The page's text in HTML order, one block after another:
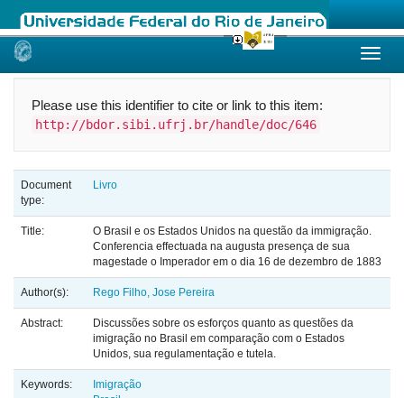
Skip
Please use this identifier to cite or link to this item:
http://bdor.sibi.ufrj.br/handle/doc/646
Document
type:
Livro
Title:
O Brasil e os Estados Unidos na questão da immigração.
Conferencia effectuada na augusta presença de sua
magestade o Imperador em o dia 16 de dezembro de 1883
Author(s): Rego Filho, Jose Pereira
Abstract:
Discussões sobre os esforços quanto as questões da
imigração no Brasil em comparação com o Estados
Unidos, sua regulamentação e tutela.
Keywords:
Imigração